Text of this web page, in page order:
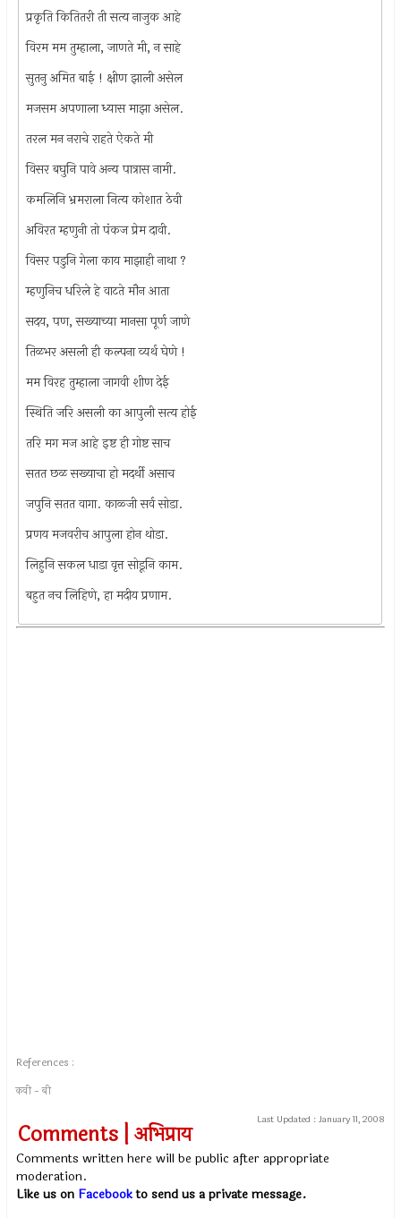
प्रकृति कितितरी ती सत्य नाजुक आहे
विरम मम तुम्हाला, जाणते मी, न साहे
सुतनु अमित बाई ! क्षीण झाली असेल
मजसम अपणाला ध्यास माझा असेल.
तरल मन नराचे राहते ऐकते मी
विसर बघुनि पावे अन्य पात्रास नामी.
कमलिनि भ्रमराला नित्य कोशात ठेवी
अविरत म्हणुनी तो पंकज प्रेम दावी.
विसर पडुनि गेला काय माझाही नाथा ?
म्हणुनिच धरिले हे वाटते मौन आता
सदय, पण, सख्याच्या मानसा पूर्ण जाणे
तिळभर असली ही कल्पना व्यर्थ घेणे !
मम विरह तुम्हाला जागवी शीण देई
स्थिति जरि असली का आपुली सत्य होई
तरि मग मज आहे इष्ट ही गोष्ट साच
सतत छळ सख्याचा हो मदर्थी असाच
जपुनि सतत वागा. काळ्जी सर्व सोडा.
प्रणय मजवरीच आपुला होन थोडा.
लिहुनि सकल धाडा वृत्त सोडूनि काम.
बहुत नच लिहिणे, हा मदीय प्रणाम.
References :
कवी - बी
Last Updated : January 11, 2008
Comments | अभिप्राय
Comments written here will be public after appropriate
moderation.
Like us on Facebookto send us a private message.